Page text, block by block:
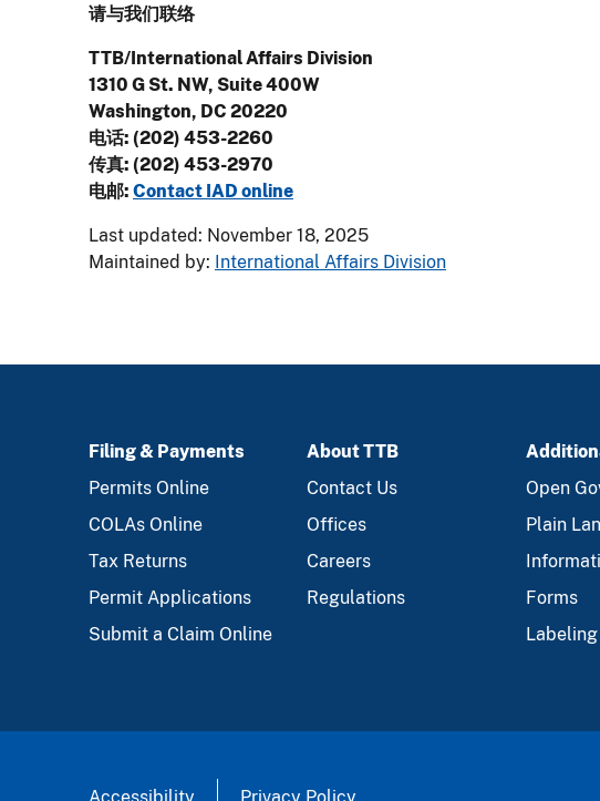
请与我们联络
TTB/International Affairs Division
1310 G St. NW, Suite 400W
Washington, DC 20220
电话: (202) 453-2260
传真: (202) 453-2970
电邮: Contact IAD online
Last updated: November 18, 2025
Maintained by: International Affairs Division
FOOTER
Filing & Payments
Permits Online
COLAs Online
Tax Returns
Permit Applications
Submit a Claim Online
About TTB
Contact Us
Offices
Careers
Regulations
Open
Plain
Forms
Labeling
Accessibility Privacy Policy